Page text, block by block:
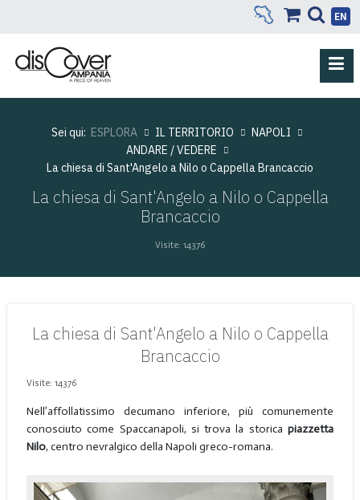
EN
Sei qui: ESPLORA IL TERRITORIO
NAPOLI
ANDARE / VEDERE
La chiesa di Sant'Angelo a Nilo o Cappella Brancaccio
La chiesa di Sant'Angelo a Nilo o Cappella
Brancaccio
Visite: 14376
La chiesa di Sant'Angelo a Nilo o Cappella
Brancaccio
Visite: 14376
Nell’affollatissimo decumano inferiore, più comunemente
conosciuto come Spaccanapoli, si trova la storicapiazzetta
Nilo, centro nevralgico della Napoli greco-romana.